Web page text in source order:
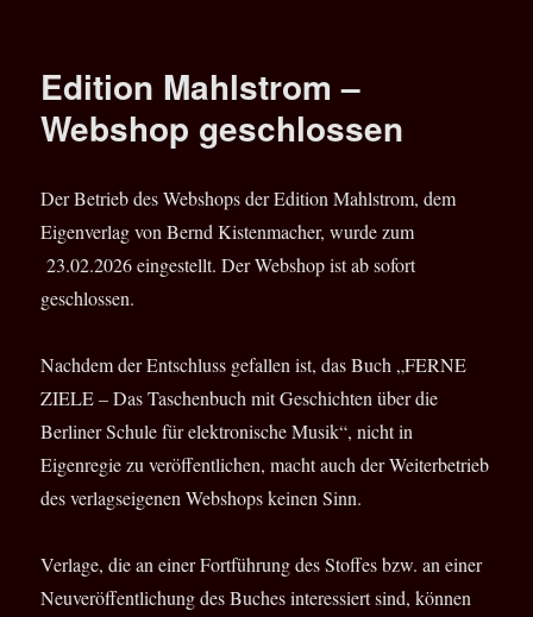
Edition Mahlstrom –
Webshop geschlossen
Der Betrieb des Webshops der Edition Mahlstrom, dem
Eigenverlag von Bernd Kistenmacher, wurde zum
23.02.2026 eingestellt. Der Webshop ist ab sofort
geschlossen.
Nachdem der Entschluss gefallen ist, das Buch „FERNE
ZIELE – Das Taschenbuch mit Geschichten über die
Berliner Schule für elektronische Musik“, nicht in
Eigenregie zu veröffentlichen, macht auch der Weiterbetrieb
des verlagseigenen Webshops keinen Sinn.
Verlage, die an einer Fortführung des Stoffes bzw. an einer
Neuveröffentlichung des Buches interessiert sind, können